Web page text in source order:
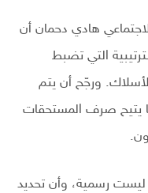
هادي دحمان أن
التي تضبط
ورجّح أن يتم
يتيح صرف المستحقات
ليست رسمية، وأن تحديد